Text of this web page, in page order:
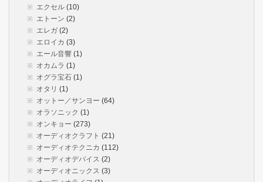
エクセル (10)
エトーン (2)
エレガ (2)
エロイカ (3)
エール音響 (1)
オカムラ (1)
オグラ宝石 (1)
オタリ (1)
オットー／サンヨー (64)
オラソニック (1)
オンキョー (273)
オーディオクラフト (21)
オーディオテクニカ (112)
オーディオデバイス (2)
オーディオニックス (3)